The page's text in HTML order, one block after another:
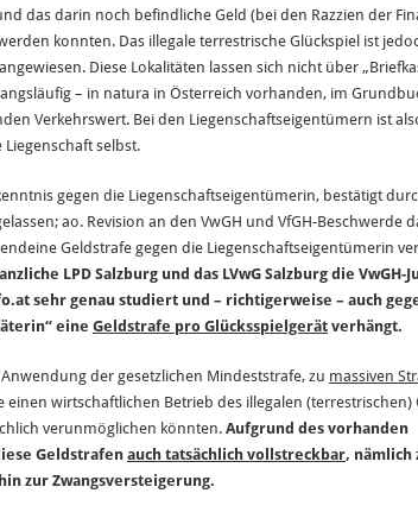
das darin noch befindliche Geld (bei den Razzien der
konnten. Das illegale terrestrische Glückspiel ist
Diese Lokalitäten lassen sich nicht über
– in natura in Österreich vorhanden, im
Verkehrswert. Bei den Liegenschaftseigentümern ist
Liegenschaft selbst.
gegen die Liegenschaftseigentümerin, bestätigt
ao. Revision an den VwGH und VfGH-Beschwerde
Geldstrafe gegen die Liegenschaftseigentümerin
LPD Salzburg und das LVwG Salzburg die VwGH-
sehr genau studiert und – richtigerweise – auch
eine Geldstrafe pro Glücksspielgerät verhängt.
der gesetzlichen Mindeststrafe, zu massiven
einen wirtschaftlichen Betrieb des illegalen (terrestrischen)
verunmöglichen könnten. Aufgrund des vorhanden
Geldstrafenauch tatsächlich vollstreckbar, nämlich
zur Zwangsversteigerung.